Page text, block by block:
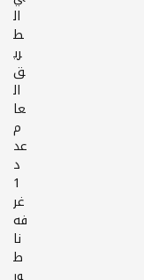
ال
ط
ري
ق
ال
عا
م
عد
د
1
غر
فه
نا
ط